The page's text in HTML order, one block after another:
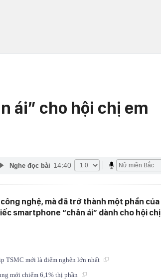
ái” cho hội chị em
Nghe đọc bài 14:40
nghệ, mà đã trở thành một phần của
smartphone “chân ái” dành cho hội chị
TSMC mới là điểm nghẽn lớn nhất
mới chiếm 6,1% thị phần